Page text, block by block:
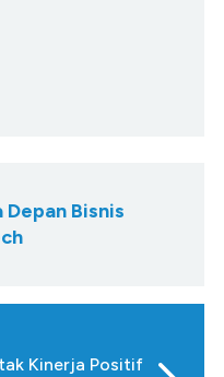
Bisnis
Kinerja Positif